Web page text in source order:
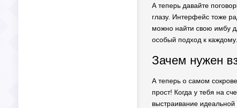
А теперь давайте
глазу. Интерфейс тоже
можно найти свою имбу
особый подход к
Зачем нужен
А теперь о самом
прост! Когда у тебя на
выстраивание